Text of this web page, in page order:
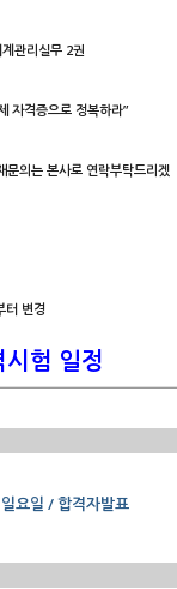
관리실무 2권
자격증으로 정복하라”
문의는 본사로 연락부탁드리겠
터 변경
험 일정
요일 / 합격자발표